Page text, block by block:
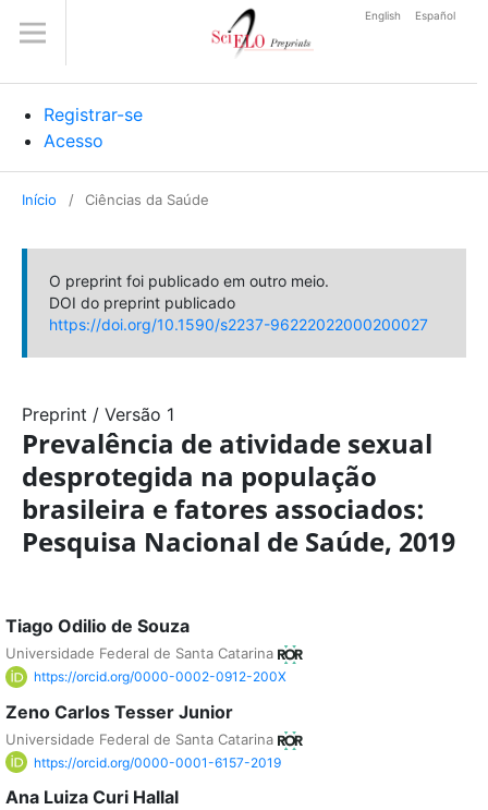
Registrar-se
Acesso
English Español
Início / Ciências da Saúde
O preprint foi publicado em outro meio.
DOI do preprint publicado
https://doi.org/10.1590/s2237-96222022000200027
Preprint / Versão 1
Prevalência de atividade sexual
desprotegida na população
brasileira e fatores associados:
Pesquisa Nacional de Saúde, 2019
Tiago Odilio de Souza
Universidade Federal de Santa Catarina
https://orcid.org/0000-0002-0912-200X
Zeno Carlos Tesser Junior
Universidade Federal de Santa Catarina
https://orcid.org/0000-0001-6157-2019
Ana Luiza Curi Hallal